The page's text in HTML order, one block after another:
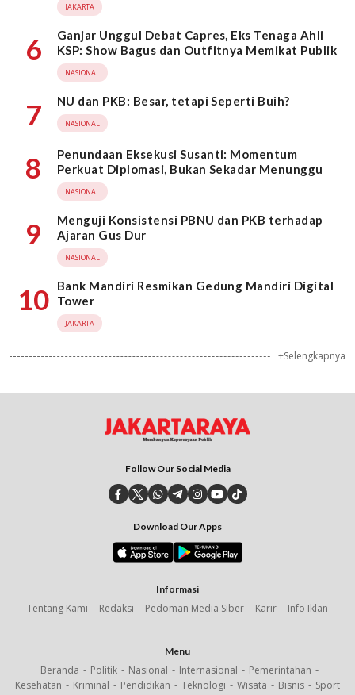
JAKARTA
6
Ganjar Unggul Debat Capres, Eks Tenaga Ahli
KSP: Show Bagus dan Outfitnya Memikat Publik
NASIONAL
7 NU dan PKB: Besar, tetapi Seperti Buih?
NASIONAL
8
Penundaan Eksekusi Susanti: Momentum
Perkuat Diplomasi, Bukan Sekadar Menunggu
NASIONAL
9
Menguji Konsistensi PBNU dan PKB terhadap
Ajaran Gus Dur
NASIONAL
10
Bank Mandiri Resmikan Gedung Mandiri Digital
Tower
JAKARTA
+Selengkapnya
Follow Our Social Media
Download Our Apps
Informasi
Tentang Kami Redaksi Pedoman Media Siber Karir Info Iklan
Menu
Beranda Politik Nasional Internasional
Pemerintahan
Kesehatan
Kriminal Pendidikan Teknologi Wisata Bisnis Sport